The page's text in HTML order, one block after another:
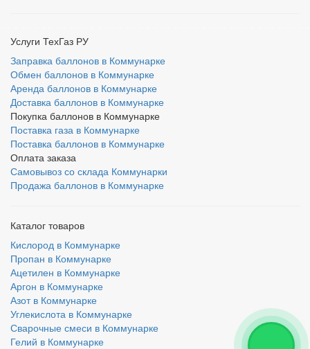
Услуги ТехГаз РУ
Заправка баллонов в Коммунарке
Обмен баллонов в Коммунарке
Аренда баллонов в Коммунарке
Доставка баллонов в Коммунарке
Покупка баллонов в Коммунарке
Поставка газа в Коммунарке
Поставка баллонов в Коммунарке
Оплата заказа
Самовывоз со склада Коммунарки
Продажа баллонов в Коммунарке
Каталог товаров
Кислород в Коммунарке
Пропан в Коммунарке
Ацетилен в Коммунарке
Аргон в Коммунарке
Азот в Коммунарке
Углекислота в Коммунарке
Сварочные смеси в Коммунарке
Гелий в Коммунарке